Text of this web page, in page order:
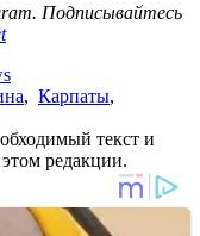
Подписывайтесь
, Карпаты,
текст и
редакции.